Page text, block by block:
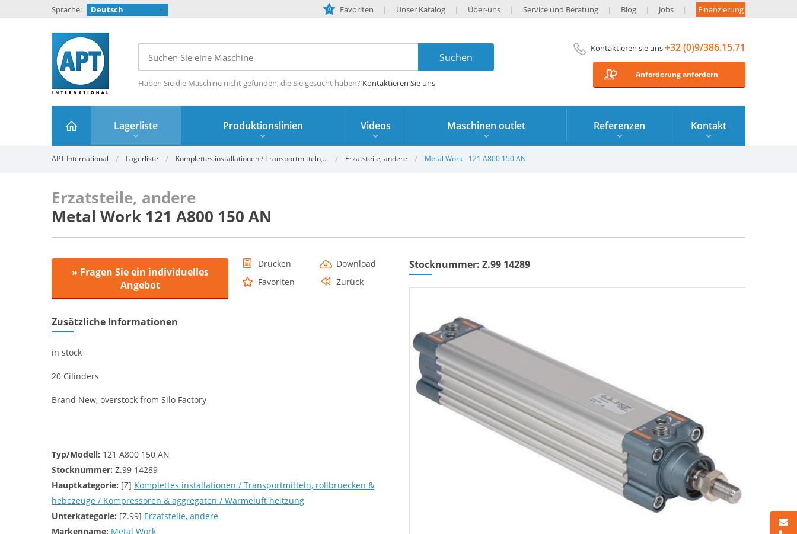
Sprache: Deutsch 0 Favoriten Unser Katalog Über-uns Service und Beratung Blog Jobs Finanzierung
Haben Sie die Maschine nicht gefunden, die Sie gesucht haben? Kontaktieren Sie uns
Kontaktieren sie uns+32 (0)9/386.15.71
Anforderung anfordern
Lagerliste Produktionslinien Videos Maschinen outlet Referenzen Kontakt
APT International Lagerliste Komplettes installationen / Transportmitteln,... Erzatsteile, andere Metal Work - 121 A800 150 AN
Erzatsteile, andere
Metal Work 121 A800 150 AN
» Fragen Sie ein individuelles
Angebot
Drucken
Download
Favoriten
Zurück
Zusätzliche Informationen
in stock
20 Cilinders
Brand New, overstock from Silo Factory
Typ/Modell: 121 A800 150 AN
Stocknummer: Z.99 14289
Hauptkategorie: [Z] Komplettes installationen / Transportmitteln, rollbruecken &
hebezeuge / Kompressoren & aggregaten / Warmeluft heitzung
Unterkategorie: [Z.99] Erzatsteile, andere
Markenname: Metal Work
Stocknummer: Z.99 14289